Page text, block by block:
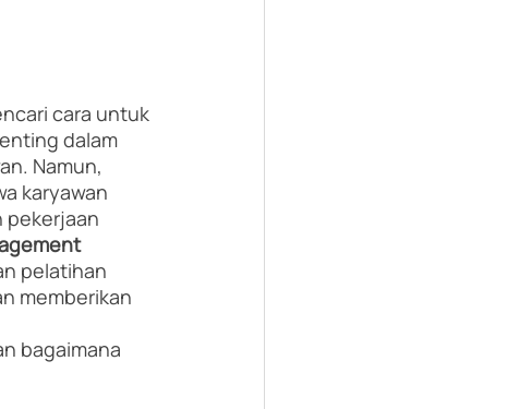
cara untuk
dalam
Namun,
karyawan
pekerjaan
pelatihan
memberikan
bagaimana